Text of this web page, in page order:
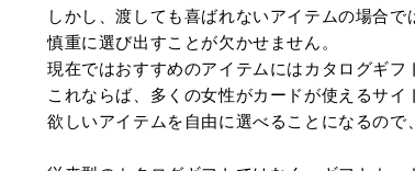
しかし、渡しても喜ばれないアイテムの場合で
慎重に選び出すことが欠かせません。
現在ではおすすめのアイテムにはカタログギフ
これならば、多くの女性がカードが使えるサイ
欲しいアイテムを自由に選べることになるので